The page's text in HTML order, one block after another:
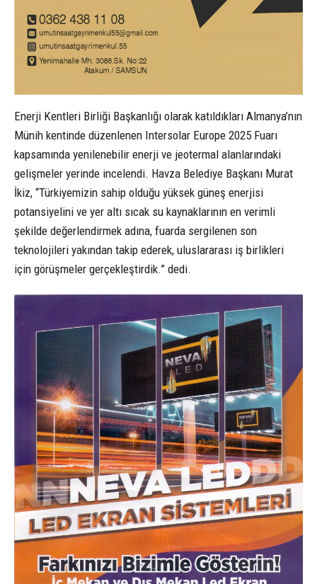
Enerji Kentleri Birliği Başkanlığı olarak katıldıkları Almanya’nın
Münih kentinde düzenlenen Intersolar Europe 2025 Fuarı
kapsamında yenilenebilir enerji ve jeotermal alanlarındaki
gelişmeler yerinde incelendi. Havza Belediye Başkanı Murat
İkiz, “Türkiyemizin sahip olduğu yüksek güneş enerjisi
potansiyelini ve yer altı sıcak su kaynaklarının en verimli
şekilde değerlendirmek adına, fuarda sergilenen son
teknolojileri yakından takip ederek, uluslararası iş birlikleri
için görüşmeler gerçekleştirdik.” dedi.